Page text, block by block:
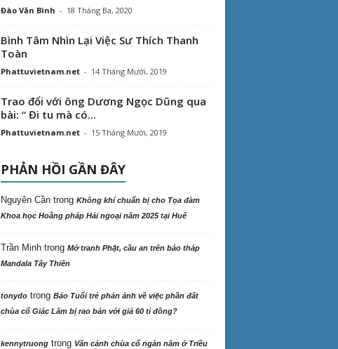
Đào Văn Bình - 18 Tháng Ba, 2020
Bình Tâm Nhìn Lại Việc Sư Thích Thanh
Toàn
Phattuvietnam.net - 14 Tháng Mười, 2019
Trao đổi với ông Dương Ngọc Dũng qua
bài: “ Đi tu mà có...
Phattuvietnam.net - 15 Tháng Mười, 2019
PHẢN HỒI GẦN ĐÂY
Nguyên Cầntrong Không khí chuẩn bị cho Tọa đàm
Khoa học Hoằng pháp Hải ngoại năm 2025 tại Huế
Trần Minhtrong Mở tranh Phật, cầu an trên bảo tháp
Mandala Tây Thiên
tonydotrong Báo Tuổi trẻ phản ảnh về việc phần đất
chùa cổ Giác Lâm bị rao bán với giá 60 tỉ đồng?
kennytruongtrong Vãn cảnh chùa cổ ngàn năm ở Triều